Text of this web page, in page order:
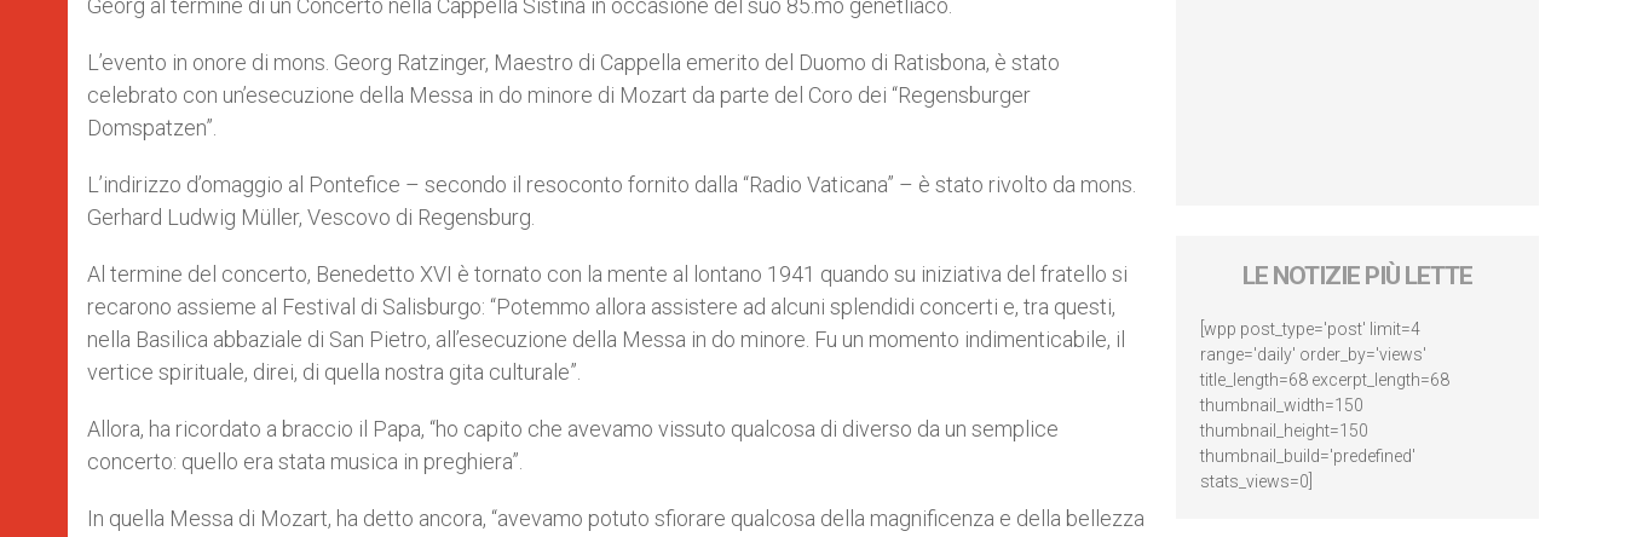
Georg al termine di un Concerto nella Cappella Sistina in occasione del suo 85.mo genetliaco.
L’evento in onore di mons. Georg Ratzinger, Maestro di Cappella emerito del Duomo di Ratisbona, è stato
celebrato con un’esecuzione della Messa in do minore di Mozart da parte del Coro dei “Regensburger
Domspatzen”.
L’indirizzo d’omaggio al Pontefice – secondo il resoconto fornito dalla “Radio Vaticana” – è stato rivolto da mons.
Gerhard Ludwig Müller, Vescovo di Regensburg.
Al termine del concerto, Benedetto XVI è tornato con la mente al lontano 1941 quando su iniziativa del fratello si
recarono assieme al Festival di Salisburgo: “Potemmo allora assistere ad alcuni splendidi concerti e, tra questi,
nella Basilica abbaziale di San Pietro, all’esecuzione della Messa in do minore. Fu un momento indimenticabile, il
vertice spirituale, direi, di quella nostra gita culturale”.
Allora, ha ricordato a braccio il Papa, “ho capito che avevamo vissuto qualcosa di diverso da un semplice
concerto: quello era stata musica in preghiera”.
In quella Messa di Mozart, ha detto ancora, “avevamo potuto sfiorare qualcosa della magnificenza e della bellezza
LE NOTIZIE PIÙ LETTE
[wpp post_type='post' limit=4
range='daily' order_by='views'
title_length=68 excerpt_length=68
thumbnail_width=150
thumbnail_height=150
thumbnail_build='predefined'
stats_views=0]